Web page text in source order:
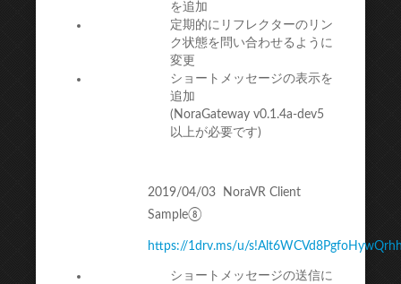
を追加
定期的にリフレクターのリン
ク状態を問い合わせるように
変更
ショートメッセージの表示を
追加
(NoraGateway v0.1.4a-dev5
以上が必要です)
2019/04/03 NoraVR Client
Sample⑧
https://1drv.ms/u/
ショートメッセージの送信に